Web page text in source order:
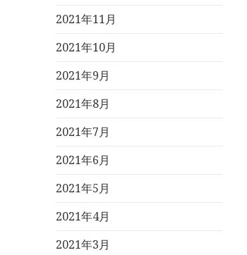
2021年11月
2021年10月
2021年9月
2021年8月
2021年7月
2021年6月
2021年5月
2021年4月
2021年3月